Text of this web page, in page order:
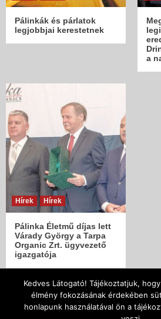
Pálinkák és párlatok
legjobbjai kerestetnek
a
Hírek Hírek
Pálinka Életmű díjas lett
Várady György a Tarpa
Organic Zrt. ügyvezető
igazgatója
| Copyright © 2005 - 2018 |
Kedves Látogató! Tájékoztatjuk,
élmény fokozásának érdekében
honlapunk használatával ön a